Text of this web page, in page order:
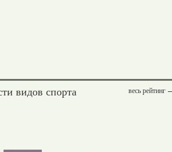
весь рейтинг
видов спорта